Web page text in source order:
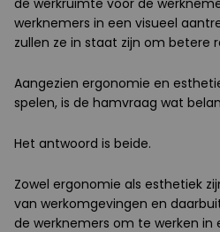
de werkruimte voor de
werknemers in een visueel
zullen ze in staat zijn om betere
Aangezien ergonomie en
spelen, is de hamvraag wat
Het antwoord is beide.
Zowel ergonomie als esthetiek
van werkomgevingen en
de werknemers om te werken